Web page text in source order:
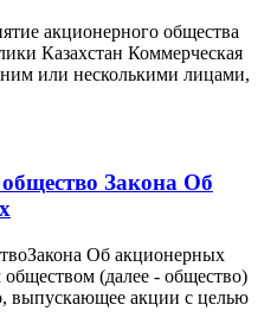
акционерного общества
Казахстан Коммерческая
или несколькими лицами,
Закона Об
Об акционерных
(далее - общество)
выпускающее акции с целью